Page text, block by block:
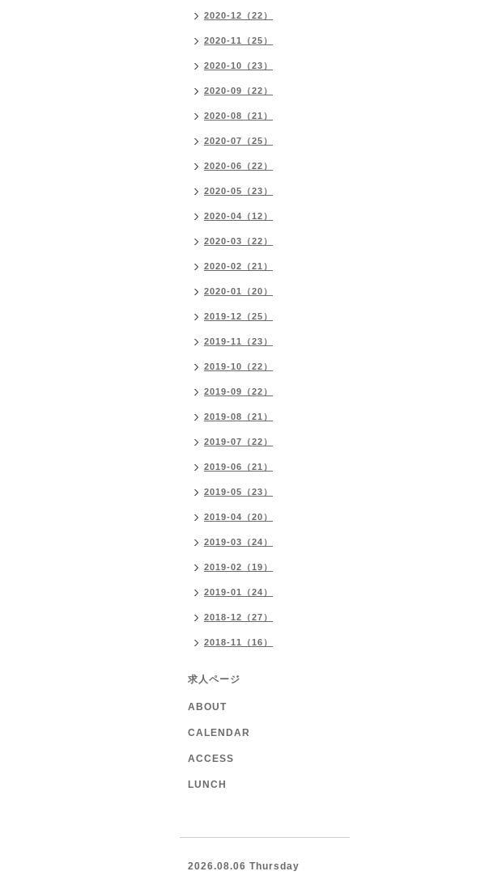
2020-12（22）
2020-11（25）
2020-10（23）
2020-09（22）
2020-08（21）
2020-07（25）
2020-06（22）
2020-05（23）
2020-04（12）
2020-03（22）
2020-02（21）
2020-01（20）
2019-12（25）
2019-11（23）
2019-10（22）
2019-09（22）
2019-08（21）
2019-07（22）
2019-06（21）
2019-05（23）
2019-04（20）
2019-03（24）
2019-02（19）
2019-01（24）
2018-12（27）
2018-11（16）
求人ページ
ABOUT
CALENDAR
ACCESS
LUNCH
2026.08.06 Thursday